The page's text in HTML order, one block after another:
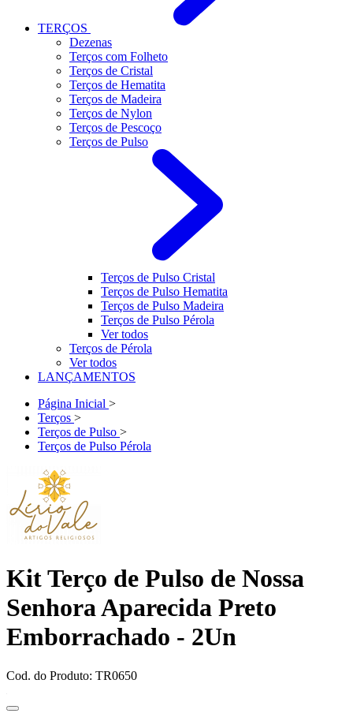
TERÇOS
Dezenas
Terços com Folheto
Terços de Cristal
Terços de Hematita
Terços de Madeira
Terços de Nylon
Terços de Pescoço
Terços de Pulso
Terços de Pulso Cristal
Terços de Pulso Hematita
Terços de Pulso Madeira
Terços de Pulso Pérola
Ver todos
Terços de Pérola
Ver todos
LANÇAMENTOS
Página Inicial >
Terços >
Terços de Pulso >
Terços de Pulso Pérola
Kit Terço de Pulso de Nossa
Senhora Aparecida Preto
Emborrachado - 2Un
Cod. do Produto: TR0650